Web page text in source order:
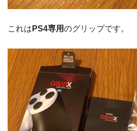
これは PS4専用のグリップです。